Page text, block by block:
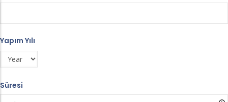
Yapım Yılı
Year
Süresi